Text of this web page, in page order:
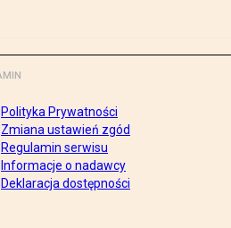
Polityka Prywatności
Zmiana ustawień zgód
Regulamin serwisu
Informacje o nadawcy
Deklaracja dostępności